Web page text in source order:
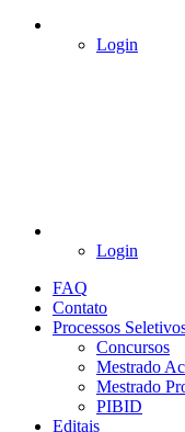
Login
Login
FAQ
Contato
Processos
Concursos
Mestrado
Mestrado
PIBID
Editais